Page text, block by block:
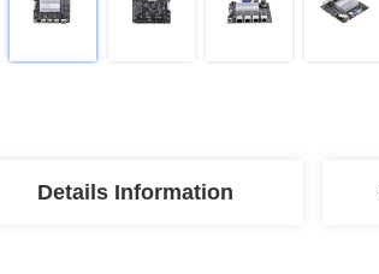
Details Information